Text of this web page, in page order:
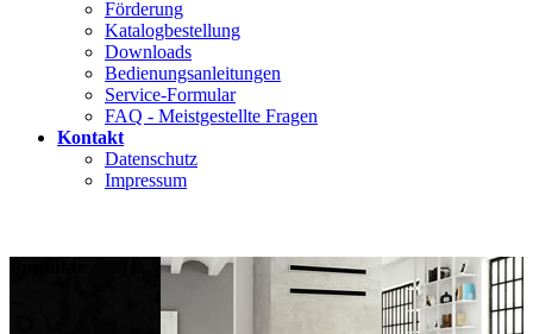
Förderung
Katalogbestellung
Downloads
Bedienungsanleitungen
Service-Formular
FAQ - Meistgestellte Fragen
Kontakt
Datenschutz
Impressum